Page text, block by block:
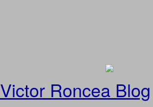
Victor Roncea Blog